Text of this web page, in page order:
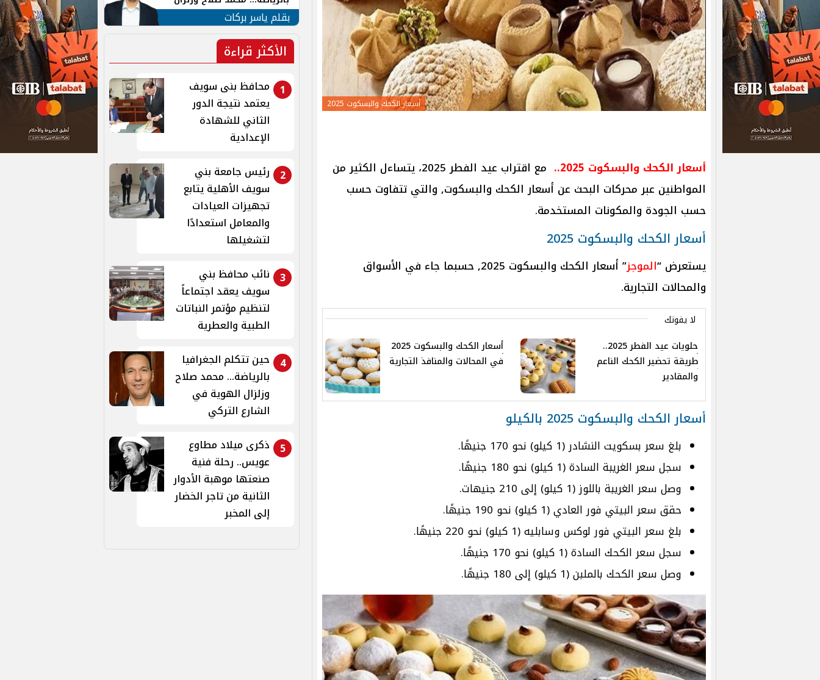
أسعار الكحك والبسكوت 2025
أسعار الكحك والبسكوت 2025..
مع اقتراب عيد الفطر 2025، يتساءل الكثير من
المواطنين عبر محركات البحث عن أسعار الكحك والبسكوت, والتي تتفاوت حسب
حسب الجودة والمكونات المستخدمة.
أسعار الكحك والبسكوت 2025
يستعرض “الموجز
” أسعار الكحك والبسكوت 2025, حسبما جاء في الأسواق
والمحالات التجارية.
لا يفوتك
حلويات عيد الفطر 2025..
طريقة تحضير الكحك الناعم
والمقادير
أسعار الكحك والبسكوت 2025
في المحالات والمنافذ التجارية
أسعار الكحك والبسكوت 2025 بالكيلو
بلغ سعر بسكويت النشادر (1 كيلو) نحو 170 جنيهًا.
سجل سعر الغريبة السادة (1 كيلو) نحو 180 جنيهًا.
وصل سعر الغريبة باللوز (1 كيلو) إلى 210 جنيهات.
حقق سعر البيتي فور العادي (1 كيلو) نحو 190 جنيهًا.
بلغ سعر البيتي فور لوكس وسابليه (1 كيلو) نحو 220 جنيهًا.
سجل سعر الكحك السادة (1 كيلو) نحو 170 جنيهًا.
وصل سعر الكحك بالملبن (1 كيلو) إلى 180 جنيهًا.
الهوية في الشارع التركي
بقلم ياسر بركات
الأكثر قراءة
1
محافظ بنى سويف
يعتمد نتيجة الدور
الثاني للشهادة
الإعدادية
2
رئيس جامعة بني
سويف الأهلية يتابع
تجهيزات العيادات
والمعامل استعدادًا
لتشغيلها
3 نائب محافظ بني
سويف يعقد اجتماعاً
لتنظيم مؤتمر النباتات
الطبية والعطرية
4
حين تتكلم الجغرافيا
بالرياضة... محمد صلاح
وزلزال الهوية في
الشارع التركي
5
ذكرى ميلاد مطاوع
عويس.. رحلة فنية
صنعتها موهبة الأدوار
الثانية من تاجر الخضار
إلى المخبر